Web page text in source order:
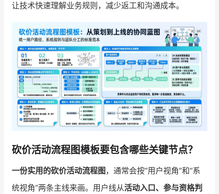
私域课程 新零售内参
增长俱乐部
增长俱乐部 有赞商盟
商家社区 社群交流
认证服务商 设计服务商
让技术快速理解业务规则，减少返工和沟通成本。
砍价活动流程图模板要包含哪些关键节点？
一份实用的砍价活动流程图 ，通常会按“用户视角”和“系
统视角”两条主线来画。用户线从活动入口、参与资格判